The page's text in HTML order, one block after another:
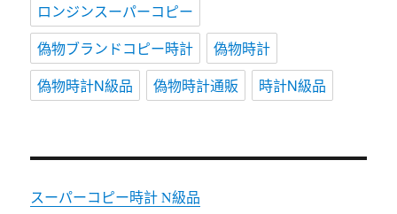
ロンジンスーパーコピー
偽物ブランドコピー時計
偽物時計
偽物時計N級品
偽物時計通販 時計N級品
スーパーコピー時計 N級品